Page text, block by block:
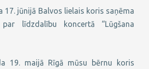
17. jūnijā Balvos lielais koris saņēma
par līdzdalību koncertā “Lūgšana
19. maijā Rīgā mūsu bērnu koris